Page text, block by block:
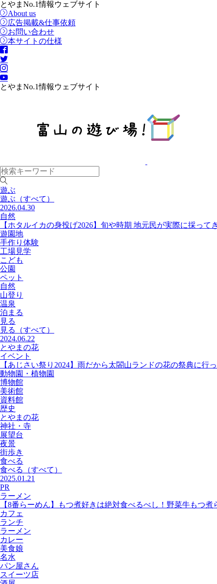
とやまNo.1情報ウェブサイト
About us
広告掲載&仕事依頼
お問い合わせ
本サイトの仕様
とやまNo.1情報ウェブサイト
遊ぶ
遊ぶ （すべて）
2026.04.30
自然
【ホタルイカの身投げ2026】旬や時期 地元民が実際に採って
遊園地
手作り体験
工場見学
こども
公園
ペット
自然
山登り
温泉
泊まる
見る
見る
（すべて）
2024.06.22
とやまの花
イベント
【あじさい祭り2024】雨だから太閤山ランドの花の祭典に行
動物園・植物園
博物館
美術館
資料館
歴史
とやまの花
神社・寺
展望台
夜景
街歩き
食べる
食べる
（すべて）
2025.01.21
PR
ラーメン
【8番らーめん】もつ煮好きは絶対食べるべし！野菜牛もつ
カフェ
ランチ
ラーメン
カレー
美食娘
名水
パン屋さん
スイーツ店